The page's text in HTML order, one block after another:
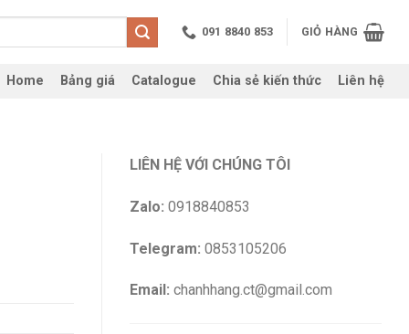
091 8840 853 GIỎ HÀNG
Home Bảng giá Catalogue Chia sẻ kiến thức Liên hệ
LIÊN HỆ VỚI CHÚNG TÔI
Zalo: 0918840853
Telegram: 0853105206
Email: chanhhang.ct@gmail.com